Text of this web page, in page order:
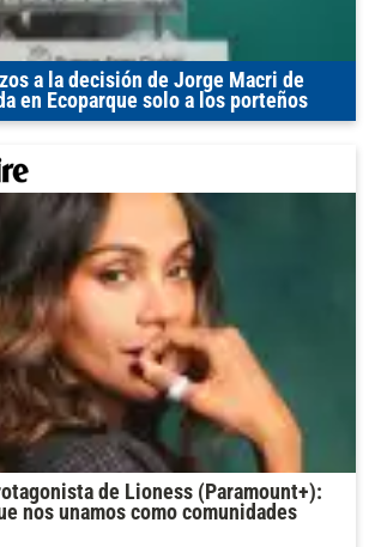
a la decisión de Jorge Macri de
en Ecoparque solo a los porteños
de Lioness (Paramount+):
nos unamos como comunidades